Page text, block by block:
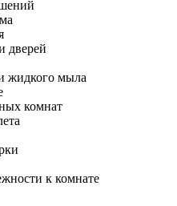
дверей
жидкого мыла
комнат
к комнате